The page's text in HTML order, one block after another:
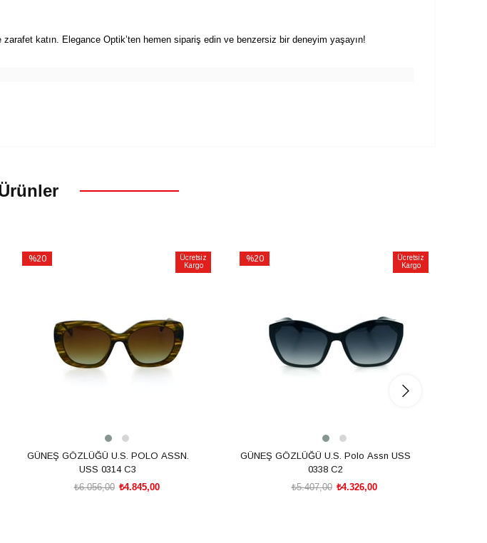
katın. Elegance Optik’ten hemen sipariş edin ve benzersiz bir deneyim yaşayın!
%20
Ücretsiz
Kargo
GÜNEŞ GÖZLÜĞÜ U.S. POLO ASSN.
USS 0314 C3
₺4.845,00
₺6.056,00
%20
Ücretsiz
Kargo
GÜNEŞ GÖZLÜĞÜ U.S. Polo Assn USS
0338 C2
₺4.326,00
₺5.407,00